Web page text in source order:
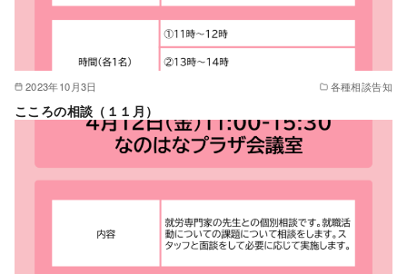
2023年10月3日 各種相談告知
こころの相談（１１月）